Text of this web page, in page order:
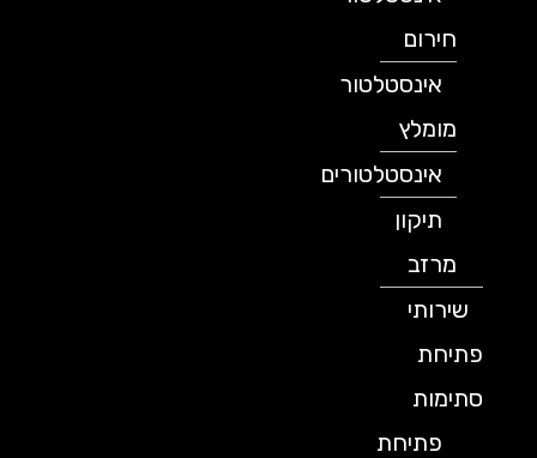
חירום
אינסטלטור
מומלץ
אינסטלטורים
תיקון
מרזב
שירותי
פתיחת
סתימות
פתיחת